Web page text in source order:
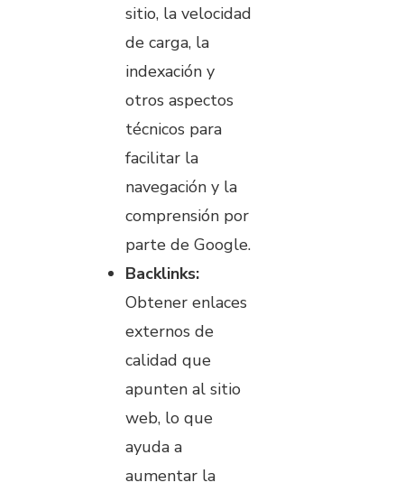
sitio, la velocidad
de carga, la
indexación y
otros aspectos
técnicos para
facilitar la
navegación y la
comprensión por
parte de Google.
Backlinks:
Obtener enlaces
externos de
calidad que
apunten al sitio
web, lo que
ayuda a
aumentar la